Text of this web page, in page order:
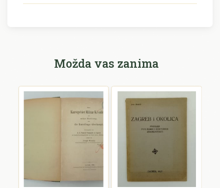
Možda vas zanima